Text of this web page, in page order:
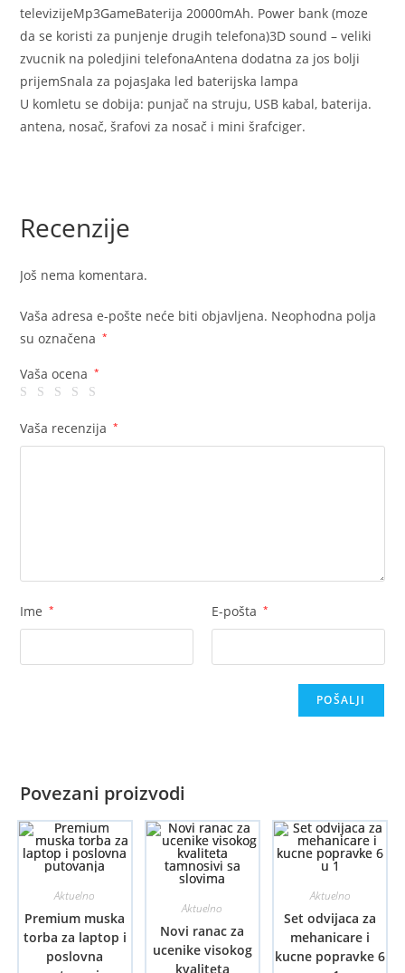
televizijeMp3GameBaterija 20000mAh. Power bank (moze
da se koristi za punjenje drugih telefona)3D sound – veliki
zvucnik na poledjini telefonaAntena dodatna za jos bolji
prijemSnala za pojasJaka led baterijska lampa
U komletu se dobija: punjač na struju, USB kabal, baterija.
antena, nosač, šrafovi za nosač i mini šrafciger.
Recenzije
Još nema komentara.
Vaša adresa e-pošte neće biti objavljena. Neophodna polja
su označena
*
Vaša ocena *
Vaša recenzija *
Ime * E-pošta *
Povezani proizvodi
Aktuelno
Premium muska
torba za laptop i
poslovna
Aktuelno
Novi ranac za
ucenike visokog
kvaliteta
Aktuelno
Set odvijaca za
mehanicare i
kucne popravke 6